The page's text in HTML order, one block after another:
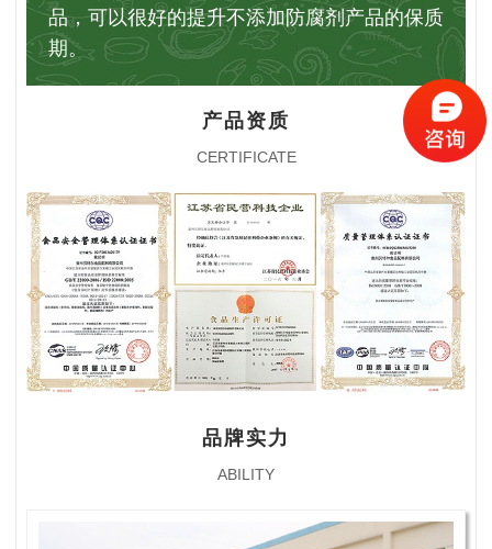
品，可以很好的提升不添加防腐剂产品的保质
期。
产品资质
CERTIFICATE
品牌实力
ABILITY